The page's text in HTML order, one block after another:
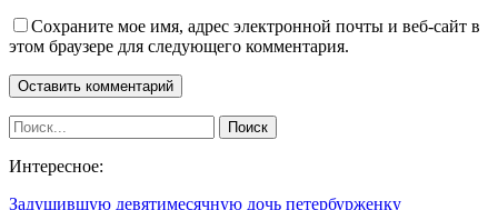
Сохраните мое имя, адрес электронной почты и веб-сайт в
этом браузере для следующего комментария.
Интересное:
Задушившую девятимесячную дочь петербурженку